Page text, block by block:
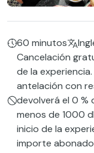
60 minutos
Cancelación
de la
antelación con
devolverá el 0 %
menos de 1000
inicio de la
importe